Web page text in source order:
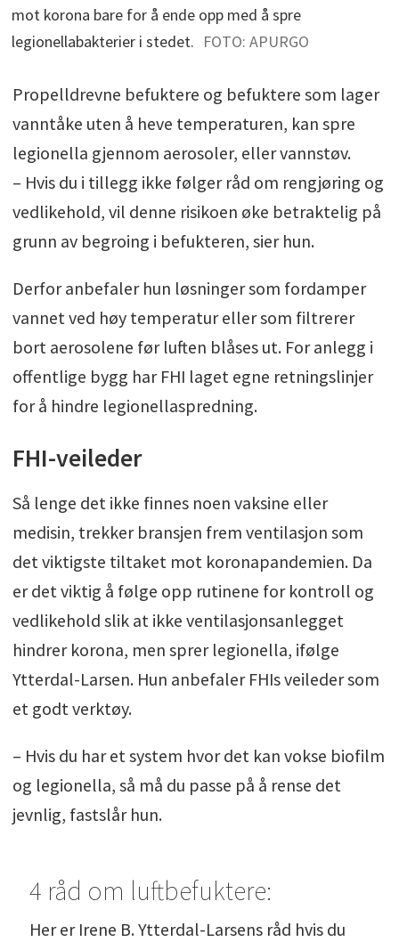
mot korona bare for å ende opp med å spre
legionellabakterier i stedet. FOTO: APURGO
Propelldrevne befuktere og befuktere som lager
vanntåke uten å heve temperaturen, kan spre
legionella gjennom aerosoler, eller vannstøv.
– Hvis du i tillegg ikke følger råd om rengjøring og
vedlikehold, vil denne risikoen øke betraktelig på
grunn av begroing i befukteren, sier hun.
Derfor anbefaler hun løsninger som fordamper
vannet ved høy temperatur eller som filtrerer
bort aerosolene før luften blåses ut. For anlegg i
offentlige bygg har FHI laget egne retningslinjer
for å hindre legionellaspredning.
FHI-veileder
Så lenge det ikke finnes noen vaksine eller
medisin, trekker bransjen frem ventilasjon som
det viktigste tiltaket mot koronapandemien. Da
er det viktig å følge opp rutinene for kontroll og
vedlikehold slik at ikke ventilasjonsanlegget
hindrer korona, men sprer legionella, ifølge
Ytterdal-Larsen. Hun anbefaler FHIs veileder som
et godt verktøy.
– Hvis du har et system hvor det kan vokse biofilm
og legionella, så må du passe på å rense det
jevnlig, fastslår hun.
4 råd om luftbefuktere:
Her er Irene B. Ytterdal-Larsens råd hvis du